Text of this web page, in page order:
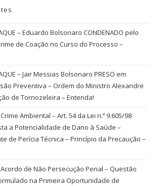
– Eduardo Bolsonaro CONDENADO pelo
de Coação no Curso do Processo –
– Jair Messias Bolsonaro PRESO em
Preventiva – Ordem do Ministro Alexandre
de Tornozeleira – Entenda!
Crime Ambiental – Art. 54 da Lei n.º 9.605/98
a Potencialidade de Dano à Saúde –
de Perícia Técnica – Princípio da Precaução –
Acordo de Não Persecução Penal – Questão
na Primeira Oportunidade de